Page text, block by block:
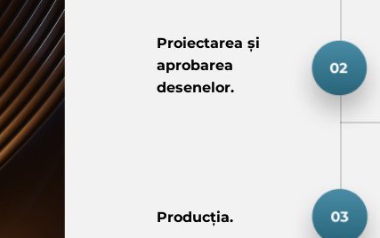
Proiectarea și
aprobarea
desenelor.
Producția.